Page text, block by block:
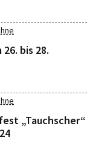
bis 28.
„Tauchscher“